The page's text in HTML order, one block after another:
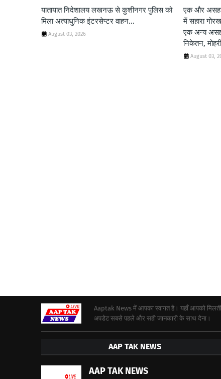
यातायात निदेशालय लखनऊ से कुशीनगर पुलिस को
मिला अत्याधुनिक इंटरसेप्टर वाहन...
August 03, 2026
एक और
में सहारा
एक अन्य
निकेतन,
August 03,
Aaptak News में आपका स्वागत है। यहाँ आपको
अपडेट सबसे पहले और सही जानकारी के साथ देना।
AAP TAK NEWS
AAP TAK NEWS